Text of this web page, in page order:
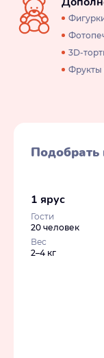
3D-
Фрукты
Подобрать
1 ярус
Гости
20 человек
Вес
2–4 кг